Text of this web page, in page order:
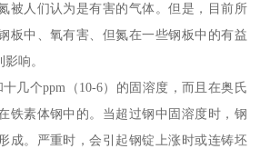
被人们认为是有害的气体。但是，目前所
板中、氧有害、但氮在一些钢板中的有益
响。
十几个ppm（10-6）的固溶度，而且在奥氏
铁素体钢中的。当超过钢中固溶度时，钢
成。严重时，会引起钢锭上涨时或连铸坯